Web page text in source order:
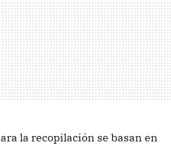
la recopilación se basan en